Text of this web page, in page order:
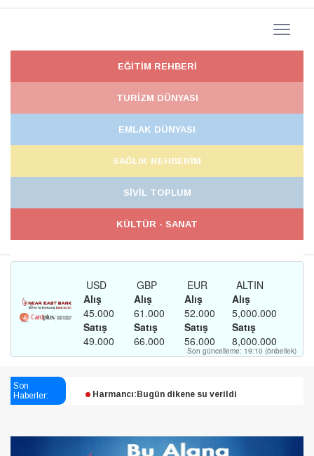
EĞİTİM REHBERİ
TURİZM DÜNYASI
EMLAK DÜNYASI
SAĞLIK REHBERİM
SİVİL TOPLUM
KÜLTÜR - SANAT
Son
Haberler:
Esendağlı:Adıyaman’daki süreç sona erdi, hukuk
Harmancı:Bugün dikene su verildi
Derneği:Vicdanlarınız tutsak, kalemleriniz esir